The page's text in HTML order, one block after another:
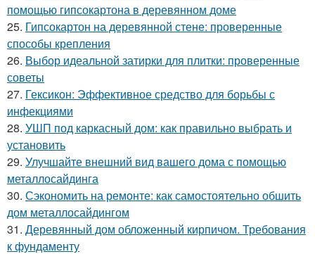
помощью гипсокартона в деревянном доме
25. Гипсокартон на деревянной стене: проверенные
способы крепления
26. Выбор идеальной затирки для плитки: проверенные
советы
27. Гексикон: Эффективное средство для борьбы с
инфекциями
28. УШП под каркасный дом: как правильно выбрать и
установить
29. Улучшайте внешний вид вашего дома с помощью
металлосайдинга
30. Сэкономить на ремонте: как самостоятельно обшить
дом металлосайдингом
31. Деревянный дом обложенный кирпичом. Требования
к фундаменту